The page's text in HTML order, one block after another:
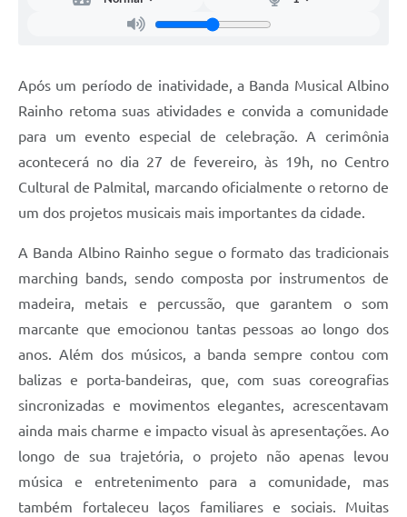
Após um período de inatividade, a Banda Musical Albino
Rainho retoma suas atividades e convida a comunidade
para um evento especial de celebração. A cerimônia
acontecerá no dia 27 de fevereiro, às 19h, no Centro
Cultural de Palmital, marcando oficialmente o retorno de
um dos projetos musicais mais importantes da cidade.
A Banda Albino Rainho segue o formato das tradicionais
marching bands, sendo composta por instrumentos de
madeira, metais e percussão, que garantem o som
marcante que emocionou tantas pessoas ao longo dos
anos. Além dos músicos, a banda sempre contou com
balizas e porta-bandeiras, que, com suas coreografias
sincronizadas e movimentos elegantes, acrescentavam
ainda mais charme e impacto visual às apresentações. Ao
longo de sua trajetória, o projeto não apenas levou
música e entretenimento para a comunidade, mas
também fortaleceu laços familiares e sociais. Muitas